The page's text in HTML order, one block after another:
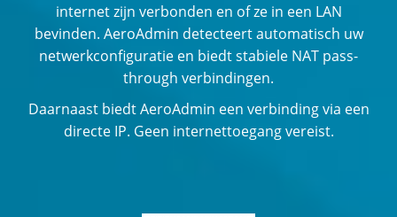
internet zijn verbonden en of ze in een LAN
bevinden. AeroAdmin detecteert automatisch uw
netwerkconfiguratie en biedt stabiele NAT pass-
through verbindingen.
Daarnaast biedt AeroAdmin een verbinding via een
directe IP. Geen internettoegang vereist.